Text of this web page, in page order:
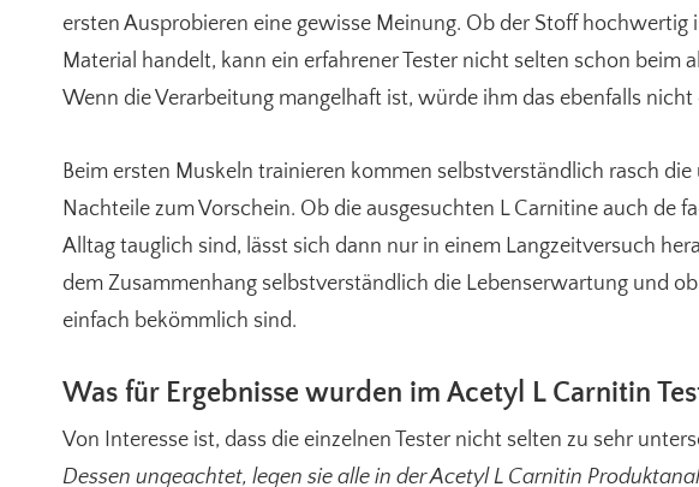
ersten Ausprobieren eine gewisse Meinung. Ob der Stoff
Material handelt, kann ein erfahrener Tester nicht selten schon beim
Wenn die Verarbeitung mangelhaft ist, würde ihm das ebenfalls nicht
Beim ersten Muskeln trainieren kommen selbstverständlich rasch
Nachteile zum Vorschein. Ob die ausgesuchten L Carnitine auch de
Alltag tauglich sind, lässt sich dann nur in einem Langzeitversuch
dem Zusammenhang selbstverständlich die Lebenserwartung und
einfach bekömmlich sind.
Was für Ergebnisse wurden im Acetyl L Carnitin
Von Interesse ist, dass die einzelnen Tester nicht selten zu sehr
Dessen ungeachtet, legen sie alle in der Acetyl L Carnitin